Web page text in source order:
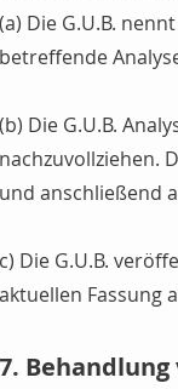
(a) Die G.U.B.
betreffende
(b) Die G.U.B.
nachzuvollziehen.
und anschließend
c) Die G.U.B.
aktuellen Fassung
7.